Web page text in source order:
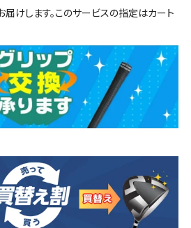
届けします。このサービスの指定はカート